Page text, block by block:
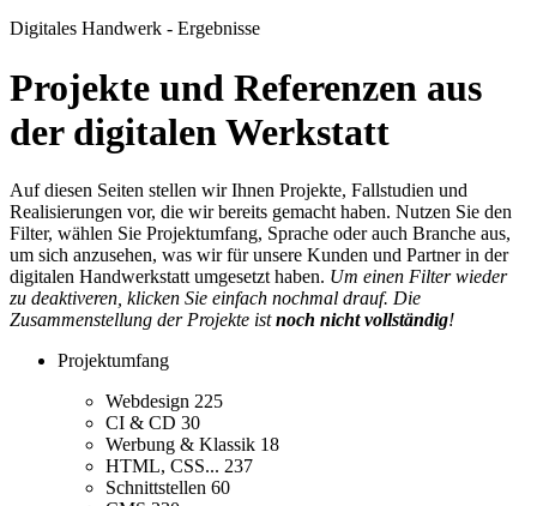
Digitales Handwerk - Ergebnisse
Projekte und Referenzen aus
der digitalen Werkstatt
Auf diesen Seiten stellen wir Ihnen Projekte, Fallstudien und
Realisierungen vor, die wir bereits gemacht haben. Nutzen Sie den
Filter, wählen Sie Projektumfang, Sprache oder auch Branche aus,
um sich anzusehen, was wir für unsere Kunden und Partner in der
digitalen Handwerkstatt umgesetzt haben. Um einen Filter wieder
zu deaktiveren, klicken Sie einfach nochmal drauf. Die
Zusammenstellung der Projekte istnoch nicht vollständig!
Projektumfang
Webdesign 225
CI & CD 30
Werbung & Klassik 18
HTML, CSS... 237
Schnittstellen 60